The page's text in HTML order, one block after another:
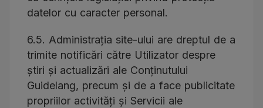
datelor cu caracter personal.
6.5. Administrația site-ului are dreptul de a
trimite notificări către Utilizator despre
știri și actualizări ale Conținutului
Guidelang, precum și de a face publicitate
propriilor activități și Servicii ale